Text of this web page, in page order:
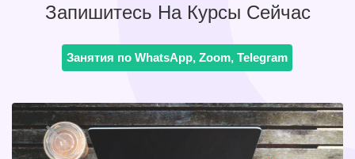
Запишитесь На Курсы Сейчас
Занятия по WhatsApp, Zoom, Telegram